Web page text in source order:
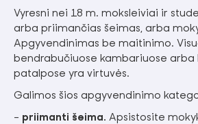
Vyresni nei 18 m. moksleiviai ir
arba priimančias šeimas, arba
Apgyvendinimas be maitinimo.
bendrabučiuose kambariuose arba
patalpose yra virtuvės.
Galimos šios apgyvendinimo
- priimanti šeima. Apsistosite